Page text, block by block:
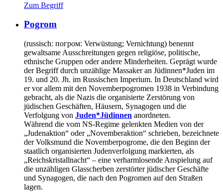
Zum Begriff
Pogrom
(russisch: погром: Verwüstung; Vernichtung) benennt
gewaltsame Ausschreitungen gegen religiöse, politische,
ethnische Gruppen oder andere Minderheiten. Geprägt wurde
der Begriff durch unzählige Massaker an Jüdinnen*Juden im
19. und 20. Jh. im Russischen Imperium. In Deutschland wird
er vor allem mit den Novemberpogromen 1938 in Verbindung
gebracht, als die Nazis die organisierte Zerstörung von
jüdischen Geschäften, Häusern, Synagogen und die
Verfolgung von Juden*Jüdinnen anordneten.
Während die vom NS-Regime gelenkten Medien von der
„Judenaktion“ oder „Novemberaktion“ schrieben, bezeichnete
der Volksmund die Novemberpogrome, die den Beginn der
staatlich organisierten Judenverfolgung markierten, als
„Reichskristallnacht“ – eine verharmlosende Anspielung auf
die unzähligen Glasscherben zerstörter jüdischer Geschäfte
und Synagogen, die nach den Pogromen auf den Straßen
lagen.